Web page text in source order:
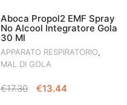
Aboca Propol2 EMF Spray
No Alcool Integratore Gola
30 Ml
APPARATO RESPIRATORIO,
MAL DI GOLA
€17.30
IL
€13.44